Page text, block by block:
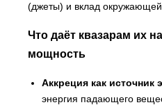
(джеты) и вклад окружающей
Что даёт квазарам их
мощность
Аккреция как источник
энергия падающего